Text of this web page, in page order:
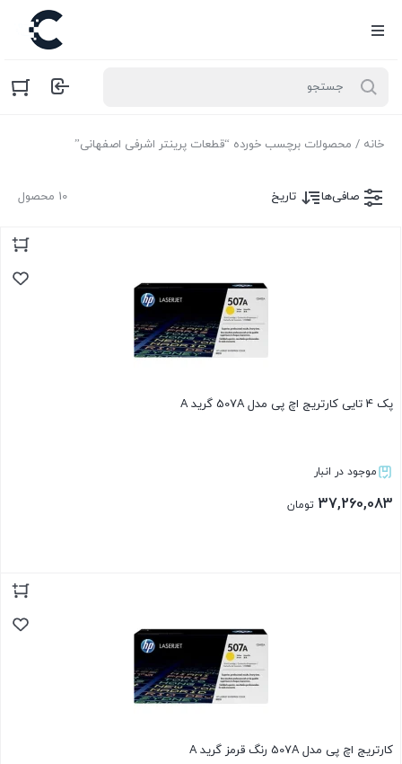
خانه / محصولات برچسب خورده “قطعات پرینتر اشرفی اصفهانی”
10 محصول صافی‌ها تاریخ
پک 4 تایی کارتریج اچ پی مدل 507A گرید A
موجود در انبار
37,260,083 تومان
کارتریج اچ پی مدل 507A رنگ قرمز گرید A